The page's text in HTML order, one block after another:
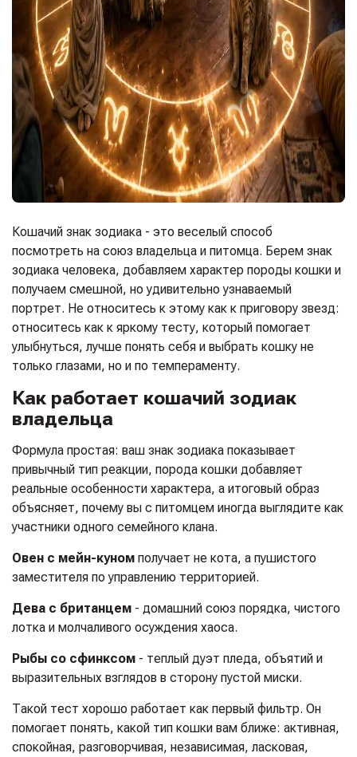
Кошачий знак зодиака - это веселый способ
посмотреть на союз владельца и питомца. Берем знак
зодиака человека, добавляем характер породы кошки и
получаем смешной, но удивительно узнаваемый
портрет. Не относитесь к этому как к приговору звезд:
относитесь как к яркому тесту, который помогает
улыбнуться, лучше понять себя и выбрать кошку не
только глазами, но и по темпераменту.
Как работает кошачий зодиак
владельца
Формула простая: ваш знак зодиака показывает
привычный тип реакции, порода кошки добавляет
реальные особенности характера, а итоговый образ
объясняет, почему вы с питомцем иногда выглядите как
участники одного семейного клана.
Овен с мейн-куном получает не кота, а пушистого
заместителя по управлению территорией.
Дева с британцем - домашний союз порядка, чистого
лотка и молчаливого осуждения хаоса.
Рыбы со сфинксом - теплый дуэт пледа, объятий и
выразительных взглядов в сторону пустой миски.
Такой тест хорошо работает как первый фильтр. Он
помогает понять, какой тип кошки вам ближе: активная,
спокойная, разговорчивая, независимая, ласковая,